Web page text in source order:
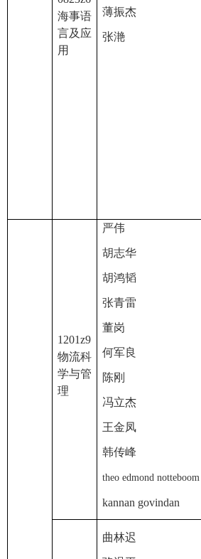
海事语
言及应
用
薄振杰
张滟
1201z9
物流科
学与管
理
严伟
胡志华
胡鸿韬
张青雷
董岗
何军良
陈刚
冯立杰
王金凤
韩传峰
theo edmond notteboom
kannan govindan
曲林迟